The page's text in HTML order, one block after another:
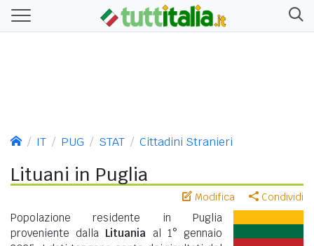
IT PUG STAT Cittadini Stranieri
Lituani in Puglia
Modifica Condividi
Popolazione residente in Puglia
proveniente dalla Lituania al 1° gennaio